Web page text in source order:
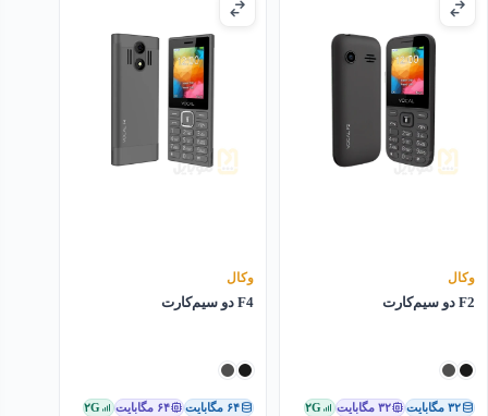
وکال
F2 دو سیم‌کارت
۳۲ مگابایت ۳۲ مگابایت ۲G
وکال
F4 دو سیم‌کارت
۶۴ مگابایت ۶۴ مگابایت ۲G